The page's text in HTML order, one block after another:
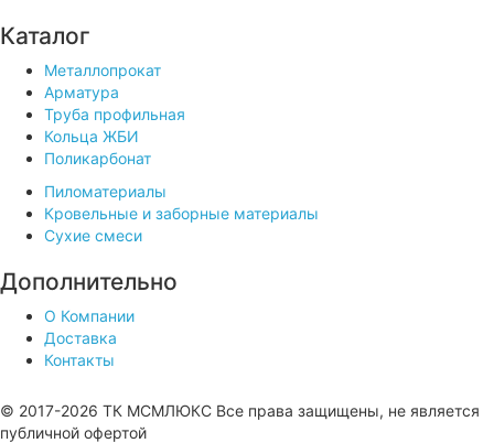
Каталог
Металлопрокат
Арматура
Труба профильная
Кольца ЖБИ
Поликарбонат
Пиломатериалы
Кровельные и заборные материалы
Сухие смеси
Дополнительно
О Компании
Доставка
Контакты
© 2017-2026 ТК МСМЛЮКС Все права защищены, не является
публичной офертой